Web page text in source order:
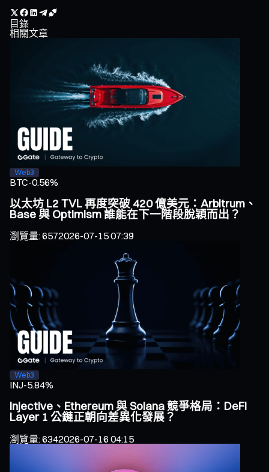
目錄
相關文章
Web3
BTC-0.56%
以太坊 L2 TVL 再度突破 420 億美元：Arbitrum、
Base 與 Optimism 誰能在下一階段脫穎而出？
瀏覽量:6572026-07-15 07:39
Web3
INJ-5.84%
Injective、Ethereum 與 Solana 競爭格局：DeFi
Layer 1 公鏈正朝向差異化發展？
瀏覽量:6342026-07-16 04:15